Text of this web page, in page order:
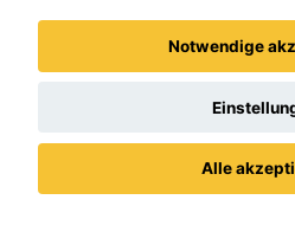
Opel Grandland (X)
Notwendige
Alle